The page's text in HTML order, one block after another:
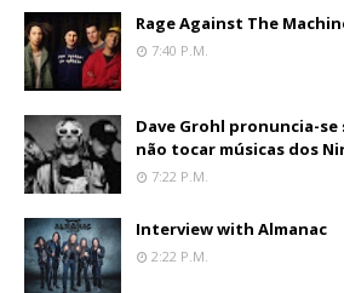
Rage Against The
7:40 P.m.
Dave Grohl pronuncia-se
não tocar músicas dos
7:22 P.m.
Interview with Almanac
2:22 P.m.